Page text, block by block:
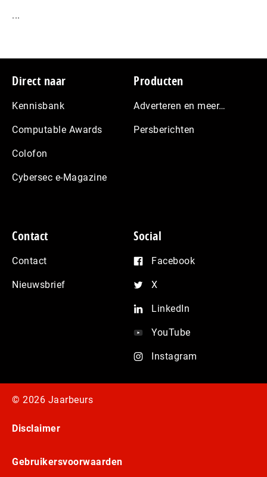
...
Footer
Direct naar
Kennisbank
Computable Awards
Colofon
Cybersec e-Magazine
Producten
Adverteren en meer…
Persberichten
Contact
Contact
Nieuwsbrief
Social
Facebook
X
LinkedIn
YouTube
Instagram
© 2026 Jaarbeurs
Disclaimer
Gebruikersvoorwaarden